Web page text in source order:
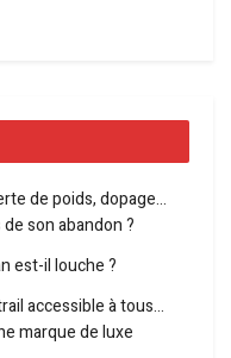
de poids, dopage…
son abandon ?
est-il louche ?
accessible à tous…
marque de luxe